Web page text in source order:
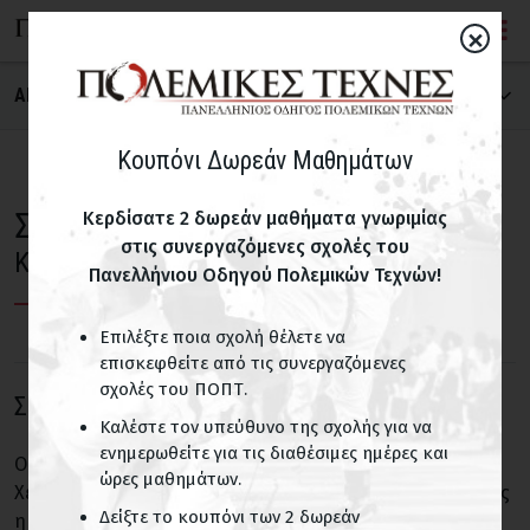
ΑΝΑΖΗΤΗΣΗ ΣΧΟΛΗΣ
ΝΟΜΟΣ
ΠΑΙΔΙΚΑ ΤΜΗΜΑΤΑ
Σχολές με παιδικά τμήματα
ΟΝΟΜΑ ΣΧΟΛΗΣ
Σχολές Σαολίν για παιδιά
Κόρινθος
Σαολίν
Ο βουδιστικός ναός Σαολίν στο Σονγκσάν της επαρχίας
Χενάν στη βορειοανατολική Κίνα, θεωρείται από πολλούς
η μήτρα των πολεμικών τεχνών όχι μόνο της Κίνας αλλά
×
Κουπόνι Δωρεάν Μαθημάτων
Κερδίσατε 2 δωρεάν μαθήματα γνωριμίας
στις συνεργαζόμενες σχολές του
Πανελλήνιου Οδηγού Πολεμικών Τεχνών!
Επιλέξτε ποια σχολή θέλετε να
επισκεφθείτε από τις συνεργαζόμενες
σχολές του ΠΟΠΤ.
Καλέστε τον υπεύθυνο της σχολής για να
ενημερωθείτε για τις διαθέσιμες ημέρες και
ώρες μαθημάτων.
Δείξτε το κουπόνι των 2 δωρεάν